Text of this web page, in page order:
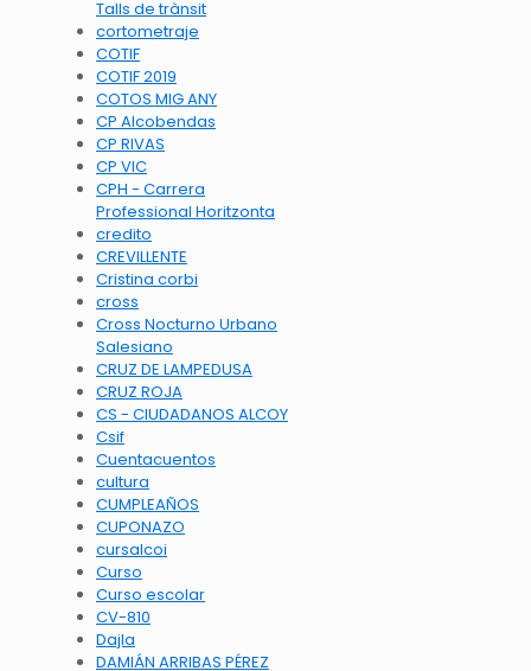
Talls de trànsit
cortometraje
COTIF
COTIF 2019
COTOS MIG ANY
CP Alcobendas
CP RIVAS
CP VIC
CPH - Carrera
Professional Horitzonta
credito
CREVILLENTE
Cristina corbi
cross
Cross Nocturno Urbano
Salesiano
CRUZ DE LAMPEDUSA
CRUZ ROJA
CS - CIUDADANOS ALCOY
Csif
Cuentacuentos
cultura
CUMPLEAÑOS
CUPONAZO
cursalcoi
Curso
Curso escolar
CV-810
Dajla
DAMIÁN ARRIBAS PÉREZ